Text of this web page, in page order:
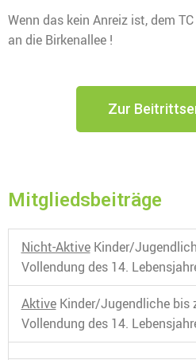
Wenn das kein Anreiz ist, dem
an die Birkenallee !
Zur
Mitgliedsbeiträge
Nicht-AktiveKinder/
Vollendung des 14.
AktiveKinder/Jugendliche bis
Vollendung des 14.